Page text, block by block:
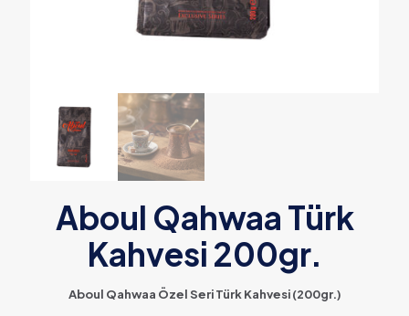
Aboul Qahwaa Türk
Kahvesi 200gr.
Aboul Qahwaa Özel Seri Türk Kahvesi (200gr.)